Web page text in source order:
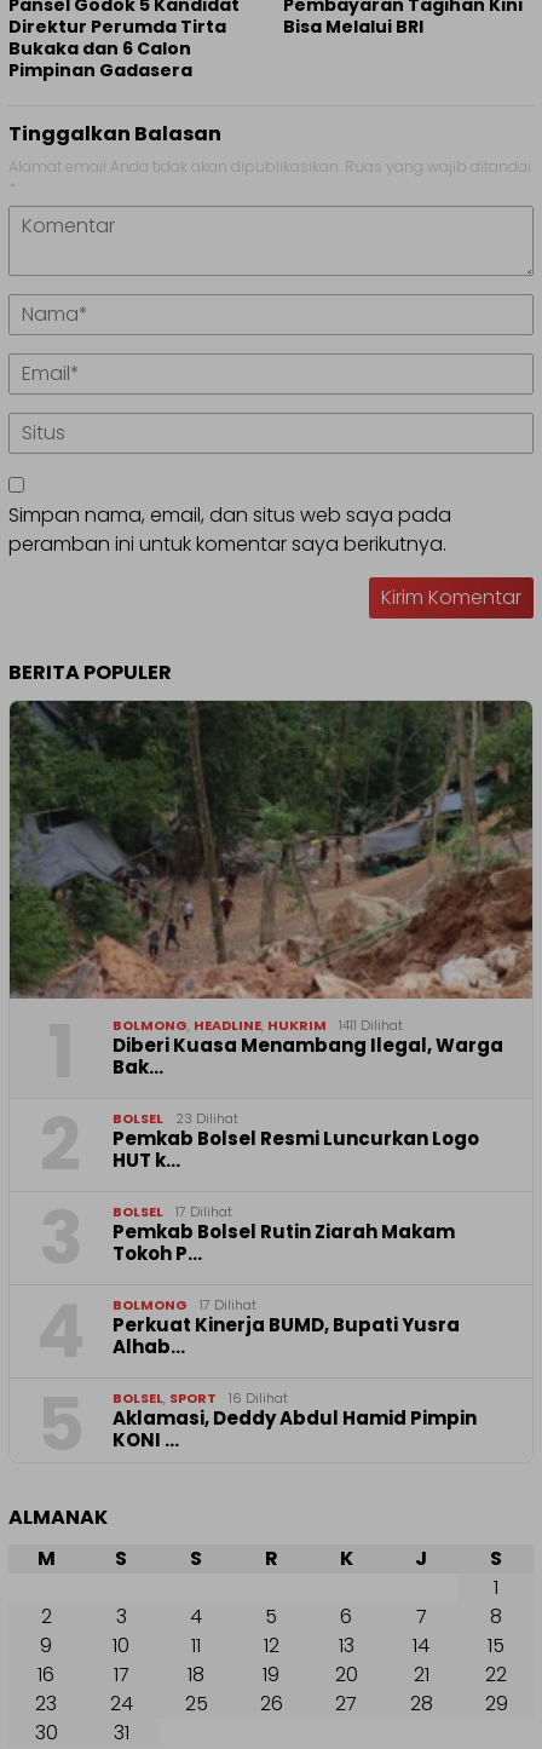
Pansel Godok 5 Kandidat
Direktur Perumda Tirta
Bukaka dan 6 Calon
Pimpinan Gadasera
Pembayaran Tagihan Kini
Bisa Melalui BRI
Tinggalkan Balasan
Alamat email Anda tidak akan dipublikasikan. Ruas yang wajib ditandai
*
Simpan nama, email, dan situs web saya pada
peramban ini untuk komentar saya berikutnya.
BERITA POPULER
BOLMONG, HEADLINE, HUKRIM 1411 Dilihat
Diberi Kuasa Menambang Ilegal, Warga
Bak…
BOLSEL 23 Dilihat
Pemkab Bolsel Resmi Luncurkan Logo
HUT k…
BOLSEL 17 Dilihat
Pemkab Bolsel Rutin Ziarah Makam
Tokoh P…
BOLMONG 17 Dilihat
Perkuat Kinerja BUMD, Bupati Yusra
Alhab…
BOLSEL, SPORT 16 Dilihat
Aklamasi, Deddy Abdul Hamid Pimpin
KONI …
ALMANAK
M S S R K J
S
1
2
3 4 5 6 7
8
9
10 11 12 13 14
15
16
17 18 19 20 21
22
23
24 25 26 27 28
29
30
31